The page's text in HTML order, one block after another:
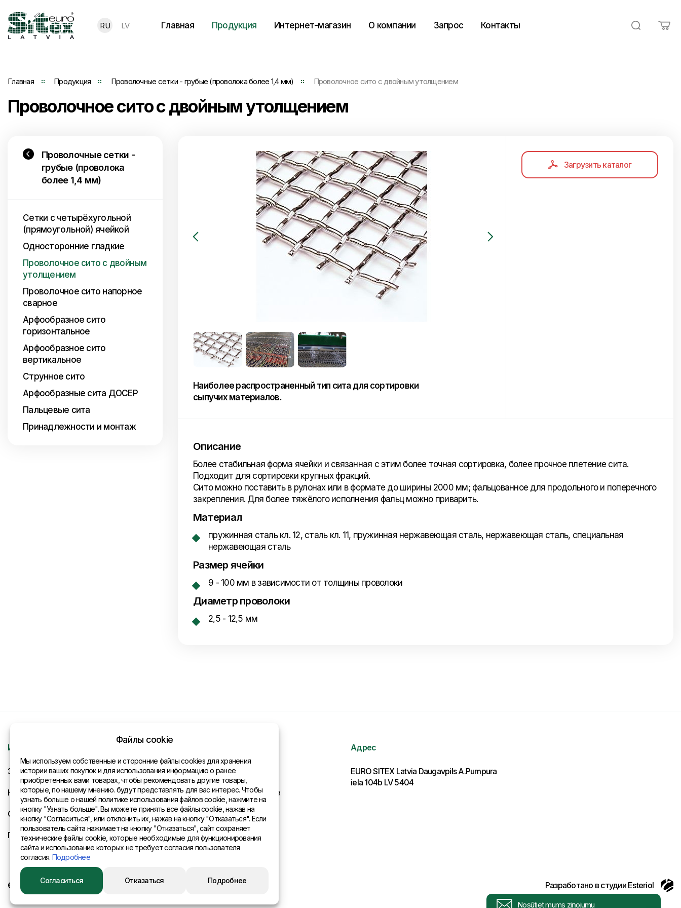
RU LV Главная Продукция Интернет-магазин О компании Запрос Контакты
Главная Продукция Проволочные сетки - грубые (проволока более 1,4 мм) Проволочное сито с двойным утолщением
Проволочное сито с двойным утолщением
Проволочные сетки -
грубые (проволока
более 1,4 мм)
Сетки с четырёхугольной
(прямоугольной) ячейкой
Односторонние гладкие
Проволочное сито с двойным
утолщением
Проволочное сито напорное
сварное
Арфообразное сито
горизонтальное
Арфообразное сито
вертикальное
Струнное сито
Арфообразные сита ДОСЕР
Пальцевые сита
Принадлежности и монтаж
Наиболее распространенный тип сита для сортировки
сыпучих материалов.
Загрузить каталог
Описание
Более стабильная форма ячейки и связанная с этим более точная сортировка, более прочное плетение сита.
Подходит для сортировки крупных фракций.
Сито можно поставить в рулонах или в формате до ширины 2000 мм; фальцованное для продольного и поперечного
закрепления. Для более тяжёлого исполнения фальц можно приварить.
Материал
пружинная сталь кл. 12, сталь кл. 11, пружинная нержавеющая сталь, нержавеющая сталь, специальная
нержавеющая сталь
Размер ячейки
9 - 100 мм в зависимости от толщины проволоки
Диаметр проволоки
2,5 - 12,5 мм
Информация
Запрос
Новости
Оплата и доставка
Политика конфиденциальности
Общая информация
Представительства в мире
Адрес
EURO SITEX Latvia Daugavpils A.Pumpura
iela 104b LV 5404
© 2015 Eurositex Latvija Разработано в студии Esteriol
Файлы cookie
Мы используем собственные и сторонние файлы cookies для хранения
истории ваших покупок и для использования информацию о ранее
приобретенных вами товарах, чтобы рекомендовать другие товары,
которые, по нашему мнению. будут представлять для вас интерес. Чтобы
узнать больше о нашей политике использования файлов cookie, нажмите на
кнопку "Узнать больше". Вы можете принять все файлы cookie, нажав на
кнопку "Согласиться", или отклонить их, нажав на кнопку "Отказаться". Если
пользователь сайта нажимает на кнопку "Отказаться", сайт сохраняет
технические файлы cookie, которые необходимые для функционирования
сайта и использование которых не требует согласия пользователя
согласия. Подробнее
Согласиться Отказаться Подробнее